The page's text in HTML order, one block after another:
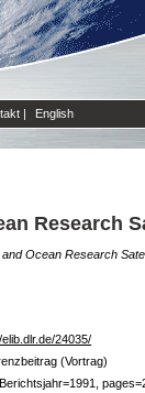
| English
Research
Ocean Research
24035/
(Vortrag)